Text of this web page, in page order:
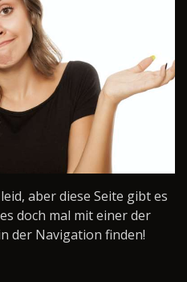
aber diese Seite gibt es
doch mal mit einer der
der Navigation finden!